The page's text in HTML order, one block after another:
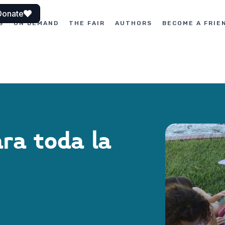
ON DEMAND THE FAIR AUTHORS BECOME A
toda la